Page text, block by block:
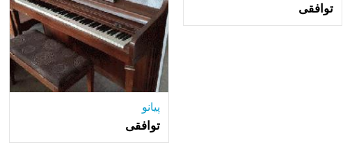
توافقی
پیانو
توافقی